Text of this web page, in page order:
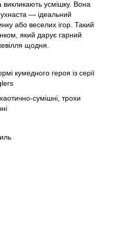
викликають усмішку. Вона
— ідеальний
або веселих ігор. Такий
який дарує гарний
щодня.
кумедного героя із серії
сумішні, трохи